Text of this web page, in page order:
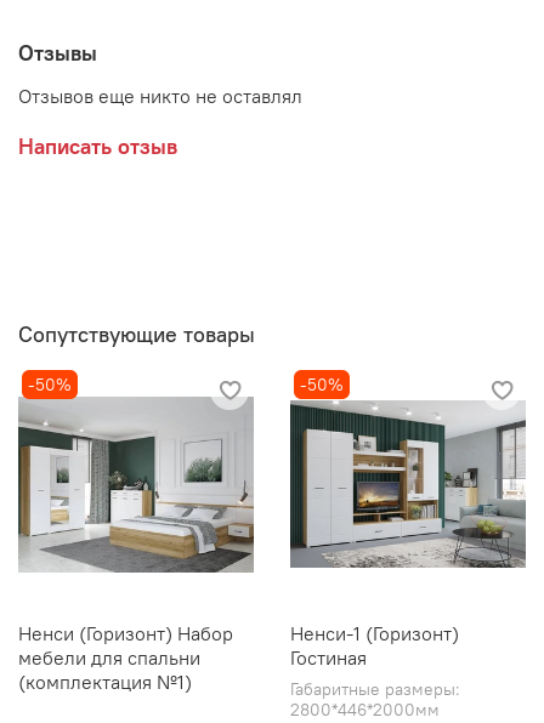
Отзывы
Отзывов еще никто не оставлял
Написать отзыв
Сопутствующие товары
-50%
Ненси (Горизонт) Набор
мебели для спальни
(комплектация №1)
-50%
Ненси-1 (Горизонт)
Гостиная
Габаритные размеры:
2800*446*2000мм